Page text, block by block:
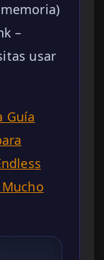
–
usar
Guía